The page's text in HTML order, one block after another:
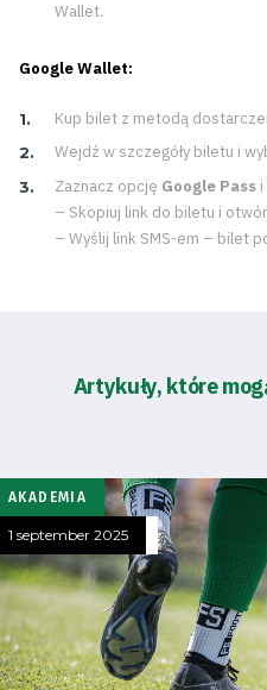
Wallet.
Google Wallet:
Kup bilet z metodą
Wejdź w szczegóły biletu i
Zaznacz opcję Google Pass
– Skopiuj link do biletu i
– Wyślij link SMS-em – bilet
Artykuły, które
AKADEMIA
1 september 2025